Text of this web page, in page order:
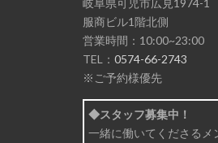
岐阜県可児市広見1974-1
服商ビル1階北側
営業時間：10:00~23:00
TEL： 0574-66-2743
※ご予約様優先
◆スタッフ募集中！
一緒に働いてくださるメ